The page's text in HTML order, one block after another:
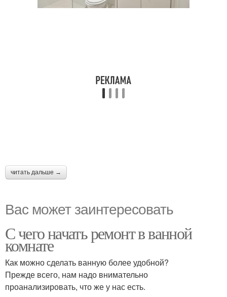
читать дальше →
Вас может заинтересовать
С чего начать ремонт в ванной
комнате
Как можно сделать ванную более удобной?
Прежде всего, нам надо внимательно
проанализировать, что же у нас есть.